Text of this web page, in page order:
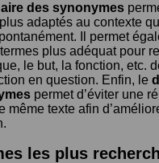
des synonymes
adaptés au contexte
Il permet
plus adéquat pour
le but, la fonction, etc.
en question. Enfin, le
permet d’éviter une
même texte afin
les plus